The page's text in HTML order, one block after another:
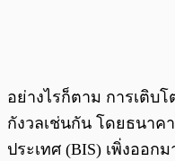
อย่างไรก็ตาม การเติบ
กังวลเช่นกัน โดยธนาค
ประเทศ (BIS) เพิ่งออก